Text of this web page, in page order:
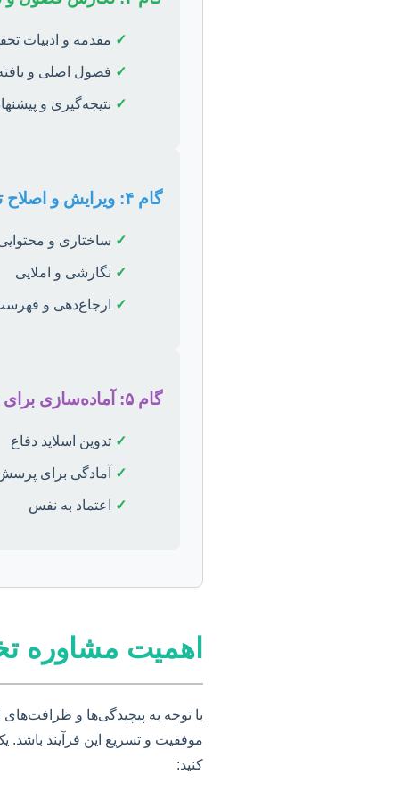
✓ مقدمه و ادبیات
✓ فصول اصلی و
✓ نتیجه‌گیری و
گام ۴: ویرایش و اصلاح تخصصی
✓ ساختاری و
✓ نگارشی و املایی
✓ ارجاع‌دهی و
گام ۵: آماده‌سازی برای دفاع
✓ تدوین اسلاید دفاع
✓ آمادگی برای
✓ اعتماد به نفس
اهمیت مشاوره
با توجه به پیچیدگی‌ها و
موفقیت و تسریع این فرآیند باشد.
کنید: